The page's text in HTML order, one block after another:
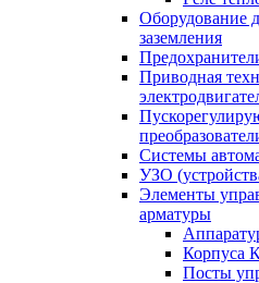
Оборудование
заземления
Приводная
Системы
УЗО
Элементы
арматуры
Корпуса
Посты